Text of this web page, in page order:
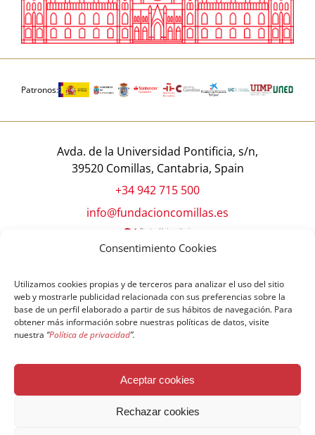
Consentimiento Cookies
Utilizamos cookies propias y de terceros para analizar el uso del sitio
web y mostrarle publicidad relacionada con sus preferencias sobre la
base de un perfil elaborado a partir de sus hábitos de navegación. Para
obtener más información sobre nuestras políticas de datos, visite
nuestra “Política de privacidad”.
Aceptar cookies
Rechazar cookies
Patronos:
Avda. de la Universidad Pontificia, s/n,
39520 Comillas, Cantabria, Spain
+34 942 715 500
info@fundacioncomillas.es
© Copyright Fundación Comillas
Política de cookies
Política de privacidad
Aviso legal